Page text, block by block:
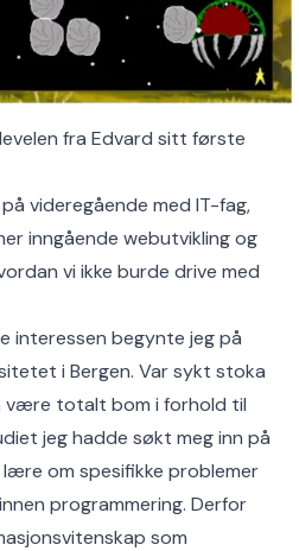
fra Edvard sitt første
videregående med IT-fag,
inngående webutvikling og
vi ikke burde drive med
interessen begynte jeg på
i Bergen. Var sykt stoka
være totalt bom i forhold til
jeg hadde søkt meg inn på
om spesifikke problemer
programmering. Derfor
som